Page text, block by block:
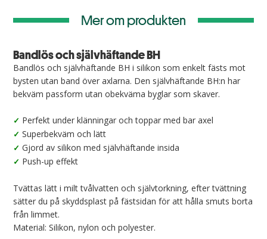
Mer om produkten
Bandlös och självhäftande BH
Bandlös och självhäftande BH i silikon som enkelt fästs mot
bysten utan band över axlarna. Den självhäftande BH:n har
bekväm passform utan obekväma byglar som skaver.
✓ Perfekt under klänningar och toppar med bar axel
✓ Superbekväm och lätt
✓ Gjord av silikon med självhäftande insida
✓ Push-up effekt
Tvättas lätt i milt tvålvatten och självtorkning, efter tvättning
sätter du på skyddsplast på fästsidan för att hålla smuts borta
från limmet.
Material: Silikon, nylon och polyester.